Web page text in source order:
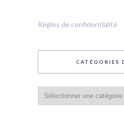
Règles de confidentialité
CATÉGORIES
du
blog